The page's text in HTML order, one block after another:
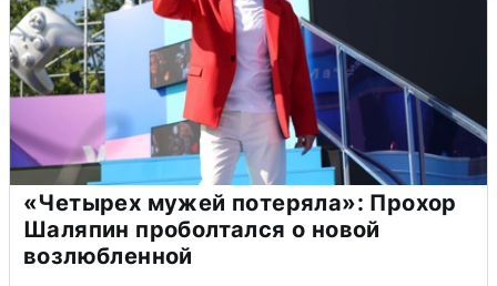
«Четырех мужей потеряла»: Прохор
Шаляпин проболтался о новой
возлюбленной